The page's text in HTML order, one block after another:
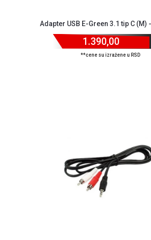
Adapter USB E-Green 3.1 tip C (M)
1.390,00
**cene su izražene u RSD